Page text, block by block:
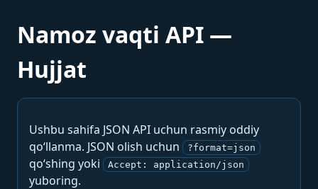
Namoz vaqti API —
Hujjat
Ushbu sahifa JSON API uchun rasmiy oddiy
qo‘llanma. JSON olish uchun
?format=json
qo‘shing yoki Accept: application/json
yuboring.